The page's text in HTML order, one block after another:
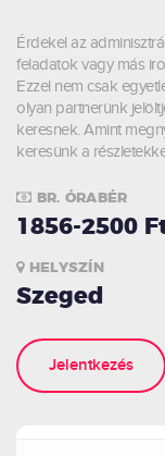
Érdekel az
feladatok vagy más
Ezzel nem csak
olyan partnerünk
keresnek. Amint
keresünk a
BR. ÓRABÉR
1856-2500
HELYSZÍN
Szeged
Jelentkezés